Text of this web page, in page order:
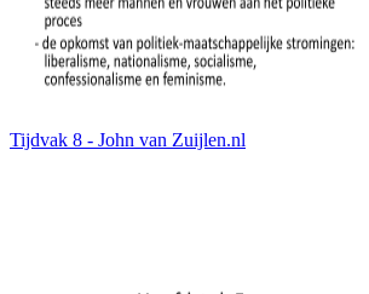
Tijdvak 8 - John van Zuijlen.nl